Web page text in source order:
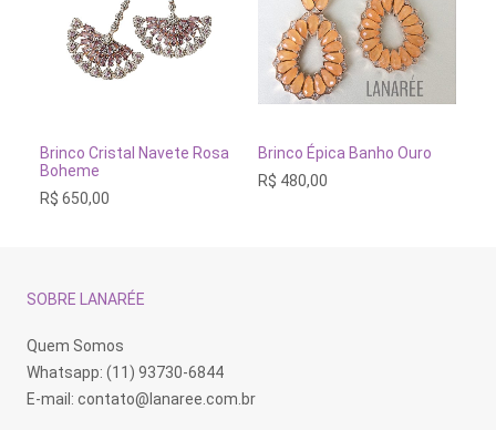
ADICIONAR AO CARRINHO
Brinco Cristal Navete Rosa
Boheme
R$ 650,00
ADICIONAR AO
Brinco Épica Banho Ouro
R$ 480,00
SOBRE LANARÉE
Quem Somos
Whatsapp: (11) 93730-6844
E-mail: contato@lanaree.com.br